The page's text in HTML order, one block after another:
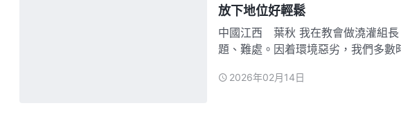
放下地位好輕鬆
中國江西 葉秋 我在教會做澆灌組長，平時除了澆灌新人還要解决澆灌人員的問
題、難處。因着環境惡劣，我們多數
路途和方向。有時帶領給澆灌人員寫
2026年02月14日